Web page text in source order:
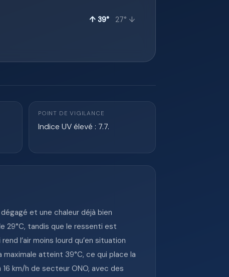
↑ 39° 27° ↓
POINT DE VIGILANCE
Indice UV élevé : 7.7.
et une chaleur déjà bien
29°C, tandis que le ressenti est
l’air moins lourd qu’en situation
atteint 39°C, ce qui place la
km/h de secteur ONO, avec des